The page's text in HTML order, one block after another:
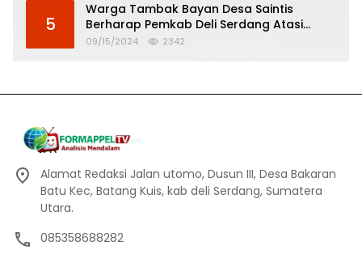
5
Warga Tambak Bayan Desa Saintis
Berharap Pemkab Deli Serdang Atasi
Banjir
09/15/2024 2342
Alamat Redaksi Jalan utomo, Dusun III, Desa Bakaran
Batu Kec, Batang Kuis, kab deli Serdang, Sumatera
Utara.
085358688282